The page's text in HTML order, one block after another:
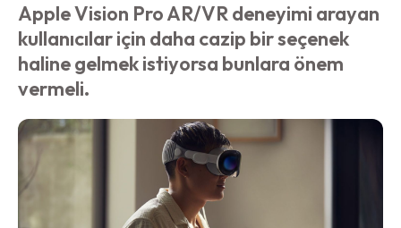
Apple Vision Pro AR/VR deneyimi arayan
kullanıcılar için daha cazip bir seçenek
haline gelmek istiyorsa bunlara önem
vermeli.